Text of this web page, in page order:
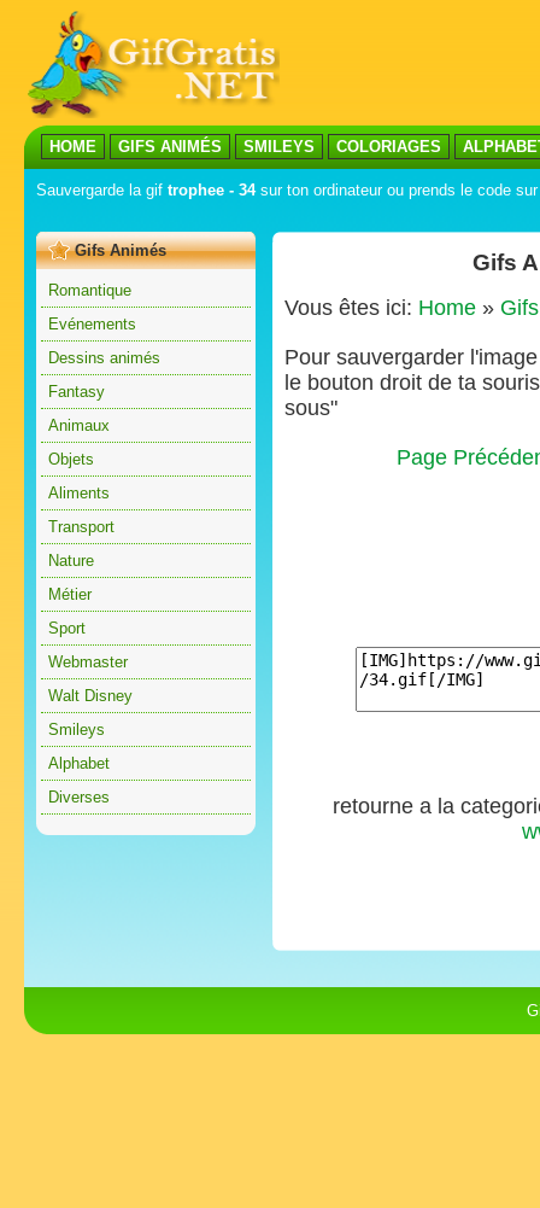
HOME GIFS ANIMÉS SMILEYS COLORIAGES
Sauvergarde la gif trophee - 34sur ton ordinateur ou prends le code
Gifs Animés
Romantique
Evénements
Dessins animés
Fantasy
Animaux
Objets
Aliments
Transport
Nature
Métier
Sport
Webmaster
Walt Disney
Smileys
Alphabet
Diverses
Gifs
Vous êtes ici: Home »
Pour sauvergarder
le bouton droit de ta
sous"
Page
retourne a la